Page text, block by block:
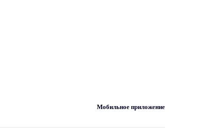
Мобильное приложение